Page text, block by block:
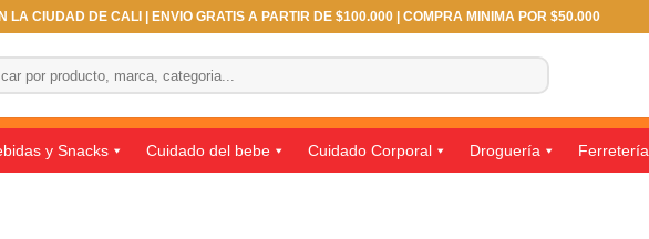
LA CIUDAD DE CALI | ENVIO GRATIS A PARTIR DE $100.000 | COMPRA MINIMA POR $50.000
y Snacks Cuidado del bebe Cuidado Corporal Droguería Ferretería